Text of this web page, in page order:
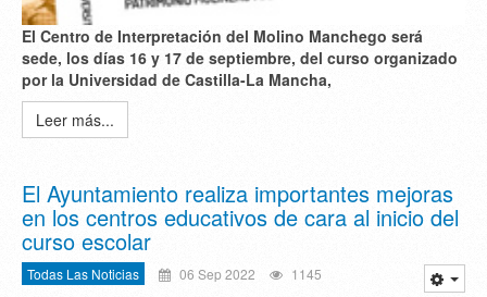
El Centro de Interpretación del Molino Manchego será
sede, los días 16 y 17 de septiembre, del curso organizado
por la Universidad de Castilla-La Mancha,
Leer más...
El Ayuntamiento realiza importantes mejoras
en los centros educativos de cara al inicio del
curso escolar
Todas Las Noticias 06 Sep 2022 1145